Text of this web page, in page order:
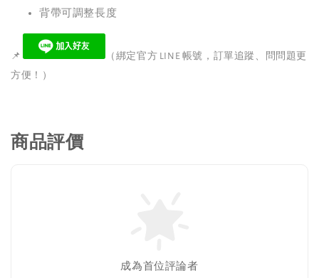
背帶可調整長度
📌
（綁定官方 LINE 帳號，訂單追蹤、問問題更
方便！）
商品評價
成為首位評論者